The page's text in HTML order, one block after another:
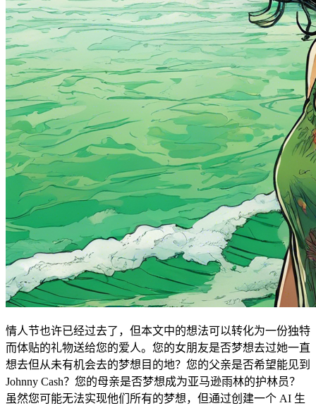
情人节也许已经过去了，但本文中的想法可以转化为一份独特
而体贴的礼物送给您的爱人。您的女朋友是否梦想去过她一直
想去但从未有机会去的梦想目的地？您的父亲是否希望能见到
Johnny Cash？您的母亲是否梦想成为亚马逊雨林的护林员？
虽然您可能无法实现他们所有的梦想，但通过创建一个 AI 生